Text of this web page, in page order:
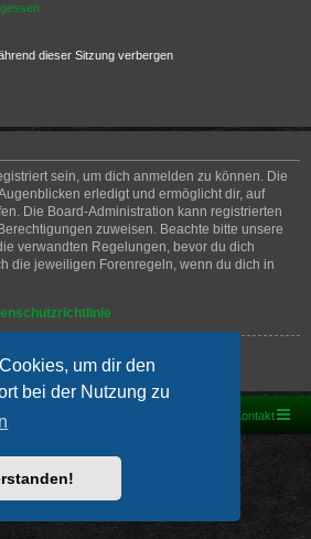
um dir den
bei der Nutzung zu
dieser Sitzung verbergen
sein, um dich anmelden zu können. Die
erledigt und ermöglicht dir, auf
Die Board-Administration kann registrierten
zuweisen. Beachte bitte unsere
verwandten Regelungen, bevor du dich
die jeweiligen Forenregeln, wenn du dich in
Kontakt